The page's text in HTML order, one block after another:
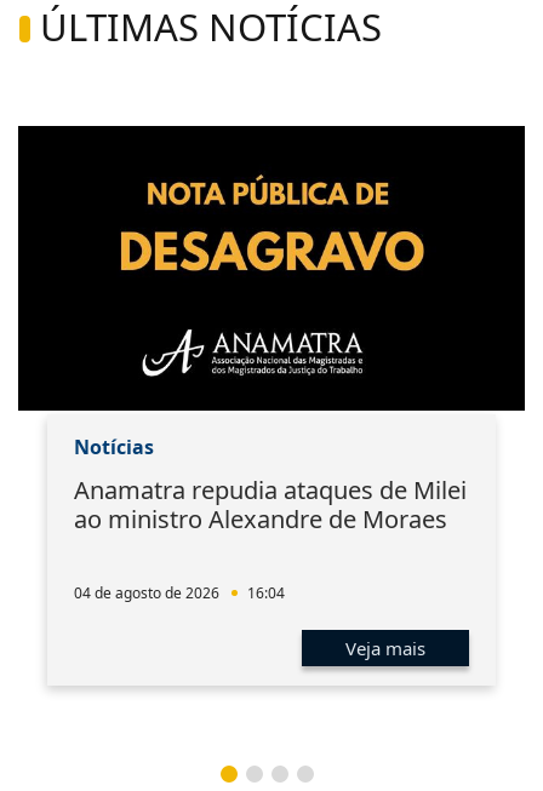
ÚLTIMAS NOTÍCIAS
Notícias
Anamatra repudia ataques de Milei
ao ministro Alexandre de Moraes
04 de agosto de 2026 16:04
Veja mais